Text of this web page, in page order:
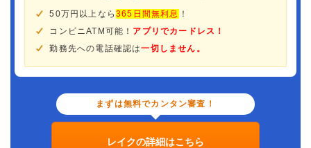
50万円以上なら365日間無利息
！
コンビニATM可能！ アプリでカードレス！
勤務先への電話確認は一切しません。
まずは無料でカンタン審査！
レイクの詳細はこちら